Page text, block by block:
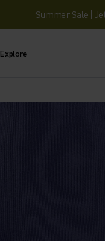
Summer Sale |
Explore